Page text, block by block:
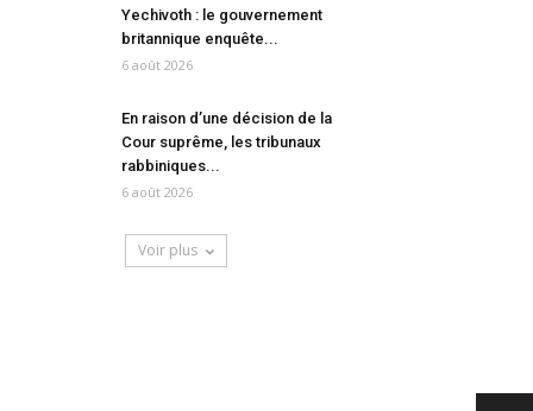
Yechivoth : le gouvernement
britannique enquête...
6 août 2026
En raison d’une décision de la
Cour suprême, les tribunaux
rabbiniques...
6 août 2026
Voir plus